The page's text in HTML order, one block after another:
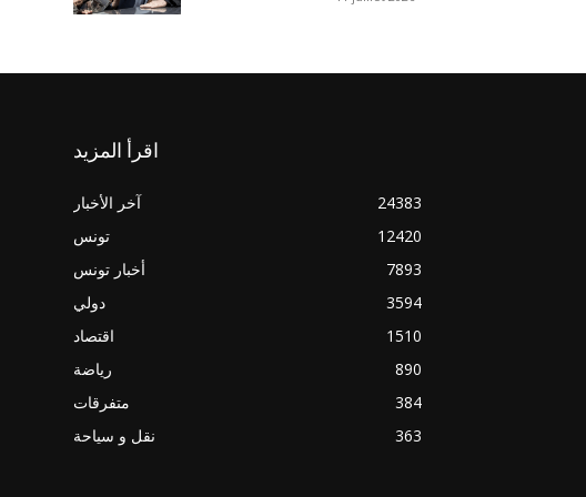
اقرأ المزيد
آخر الأخبار
24383
تونس
12420
أخبار تونس
7893
دولي
3594
اقتصاد
1510
رياضة
890
متفرقات
384
نقل و سياحة
363